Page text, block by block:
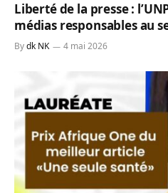
Liberté de la presse :
médias responsables au
Bydk NK 4 mai 2026